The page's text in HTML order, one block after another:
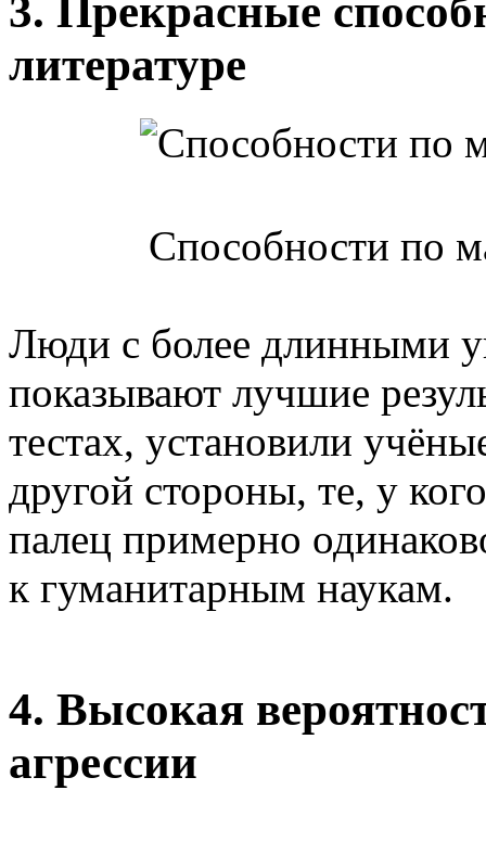
3. Прекрасные
литературе
Способности по
Люди с более длинными
показывают лучшие
тестах, установили
другой стороны, те, у
палец примерно
к гуманитарным наукам.
4. Высокая
агрессии